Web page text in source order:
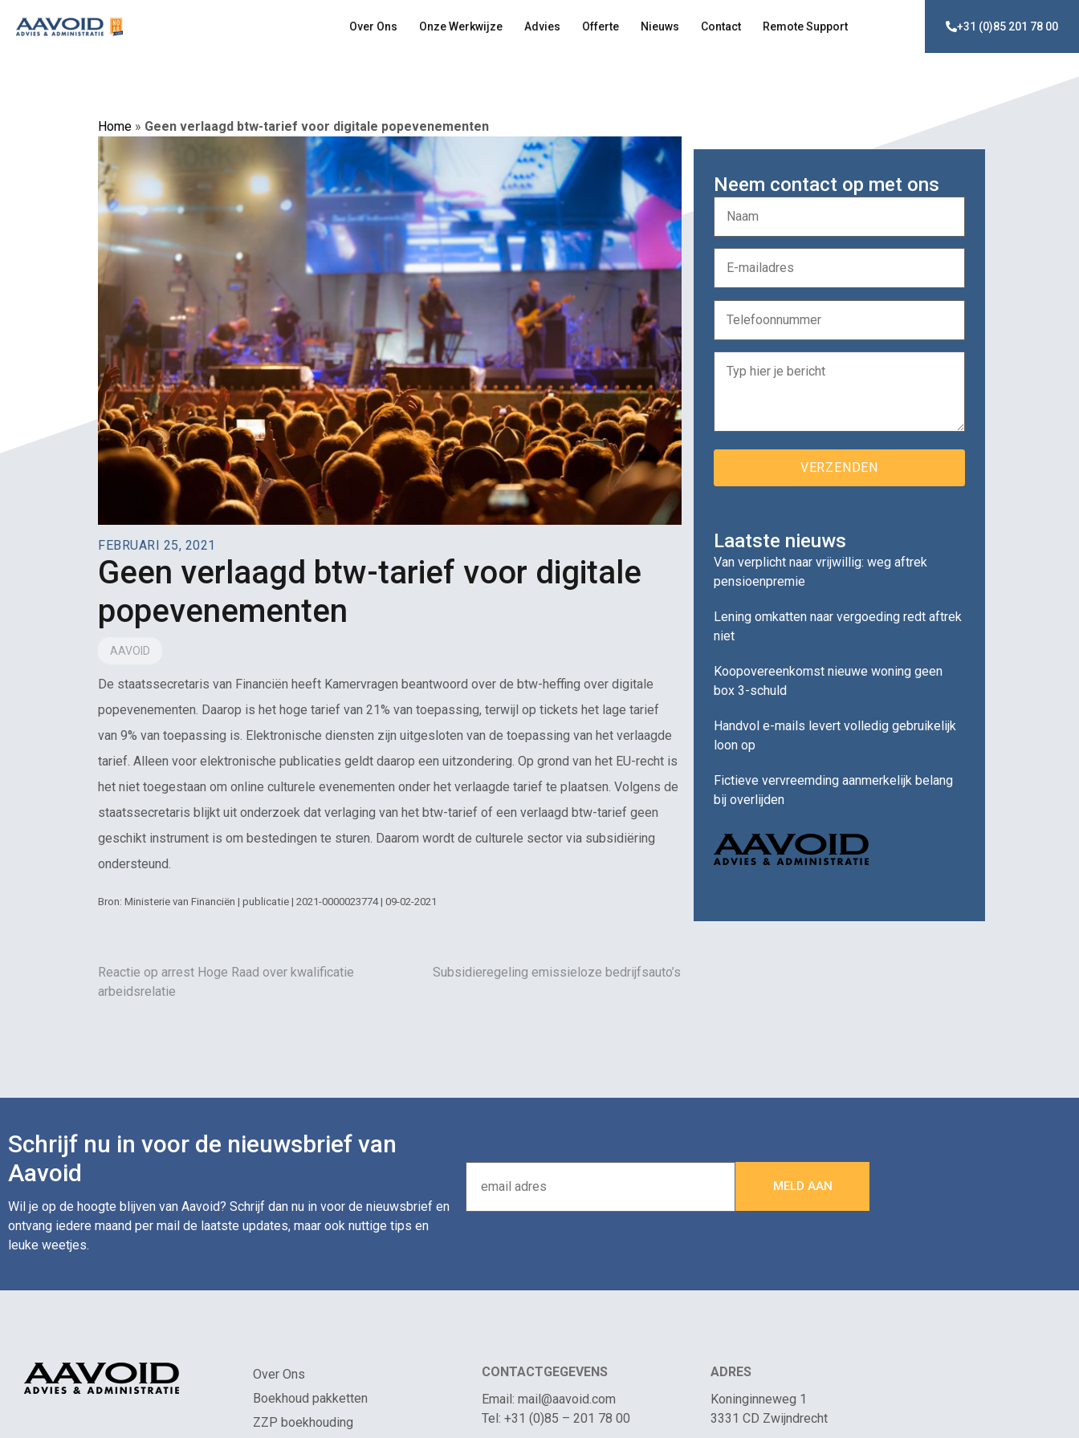
Over Ons Onze Werkwijze Advies Offerte Nieuws Contact Remote Support +31 (0)85 201 78 00
Home » Geen verlaagd btw-tarief voor digitale popevenementen
FEBRUARI 25, 2021
Geen verlaagd btw-tarief voor digitale
popevenementen
AAVOID
De staatssecretaris van Financiën heeft Kamervragen beantwoord over de btw-heffing over digitale
popevenementen. Daarop is het hoge tarief van 21% van toepassing, terwijl op tickets het lage tarief
van 9% van toepassing is. Elektronische diensten zijn uitgesloten van de toepassing van het verlaagde
tarief. Alleen voor elektronische publicaties geldt daarop een uitzondering. Op grond van het EU-recht is
het niet toegestaan om online culturele evenementen onder het verlaagde tarief te plaatsen. Volgens de
staatssecretaris blijkt uit onderzoek dat verlaging van het btw-tarief of een verlaagd btw-tarief geen
geschikt instrument is om bestedingen te sturen. Daarom wordt de culturele sector via subsidiëring
ondersteund.
Bron: Ministerie van Financiën | publicatie | 2021-0000023774 | 09-02-2021
Reactie op arrest Hoge Raad over kwalificatie
arbeidsrelatie
Subsidieregeling emissieloze bedrijfsauto’s
Neem contact op met ons
Laatste nieuws
Van verplicht naar vrijwillig: weg aftrek
pensioenpremie
Lening omkatten naar vergoeding redt aftrek
niet
Koopovereenkomst nieuwe woning geen
box 3-schuld
Handvol e-mails levert volledig gebruikelijk
loon op
Fictieve vervreemding aanmerkelijk belang
bij overlijden
Schrijf nu in voor de nieuwsbrief van
Aavoid
Wil je op de hoogte blijven van Aavoid? Schrijf dan nu in voor de nieuwsbrief en
ontvang iedere maand per mail de laatste updates, maar ook nuttige tips en
leuke weetjes.
Over Ons
Boekhoud pakketten
ZZP boekhouding
CONTACTGEGEVENS
Email: mail@aavoid.com
Tel: +31 (0)85 – 201 78 00
ADRES
Koninginneweg 1
3331 CD Zwijndrecht